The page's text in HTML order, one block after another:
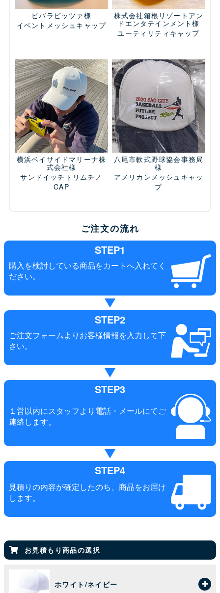
ビバラピッツァ様
イベントメッシュキャップ
株式会社箱根リゾートアン
ドエンタテインメント様
ユーティリティキャップ
横浜ベイサイドマリーナ株
式会社様
サンドイッチトリムチノ
CAP
八尾市軟式野球協会事務局
様
アメリカンメッシュキャッ
プ
ご注文の流れ
STEP1
購入を検討している商品をカートへ入れてく
ださい。
STEP2
ご注文フォームよりお客様情報を入力して下
さい。
STEP3
１営以内にスタッフより電話・メールにてご
連絡します。
STEP4
見積りの内容が確定したのち、商品をお届け
します。
お見積もり商品の選択
ホワイト/ネイビー